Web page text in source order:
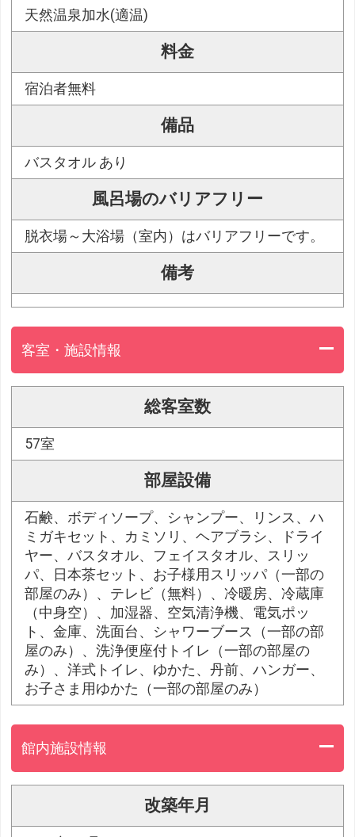
天然温泉加水(適温)
料金
宿泊者無料
備品
バスタオル あり
風呂場のバリアフリー
脱衣場～大浴場（室内）はバリアフリーです。
備考
客室・施設情報
総客室数
57室
部屋設備
石鹸、ボディソープ、シャンプー、リンス、ハ
ミガキセット、カミソリ、ヘアブラシ、ドライ
ヤー、バスタオル、フェイスタオル、スリッ
パ、日本茶セット、お子様用スリッパ（一部の
部屋のみ）、テレビ（無料）、冷暖房、冷蔵庫
（中身空）、加湿器、空気清浄機、電気ポッ
ト、金庫、洗面台、シャワーブース（一部の部
屋のみ）、洗浄便座付トイレ（一部の部屋の
み）、洋式トイレ、ゆかた、丹前、ハンガー、
お子さま用ゆかた（一部の部屋のみ）
館内施設情報
改築年月